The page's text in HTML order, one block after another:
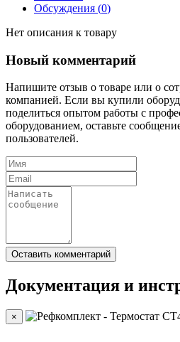
Обсуждения (0)
Нет описания к товару
Новый комментарий
Напишите отзыв о товаре или о
компанией. Если вы купили
поделиться опытом работы с
оборудованием, оставьте
пользователей.
Документация и
×